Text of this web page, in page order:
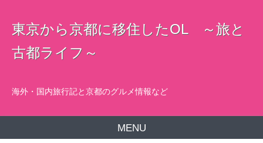
東京から京都に移住したOL ～旅と
古都ライフ～
海外・国内旅行記と京都のグルメ情報など
MENU